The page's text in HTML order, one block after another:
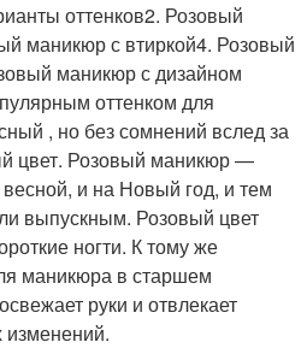
оттенков2. Розовый
маникюр с втиркой4. Розовый
маникюр с дизайном
оттенком для
, но без сомнений вслед за
цвет. Розовый маникюр —
и на Новый год, и тем
выпускным. Розовый цвет
ногти. К тому же
маникюра в старшем
руки и отвлекает
изменений.